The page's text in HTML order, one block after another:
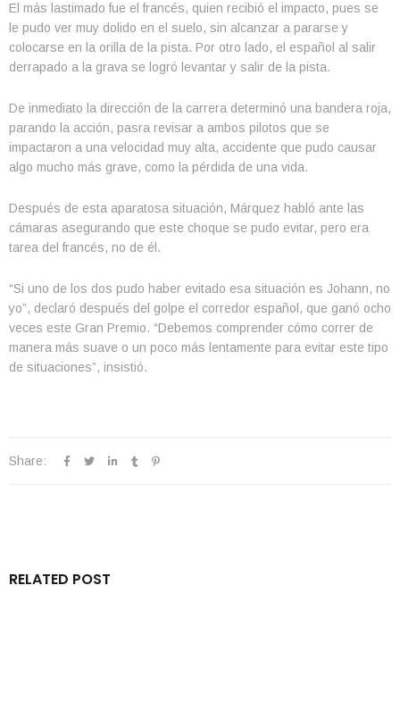
El más lastimado fue el francés, quien recibió el impacto, pues se
le pudo ver muy dolido en el suelo, sin alcanzar a pararse y
colocarse en la orilla de la pista. Por otro lado, el español al salir
derrapado a la grava se logró levantar y salir de la pista.
De inmediato la dirección de la carrera determinó una bandera roja,
parando la acción, pasra revisar a ambos pilotos que se
impactaron a una velocidad muy alta, accidente que pudo causar
algo mucho más grave, como la pérdida de una vida.
Después de esta aparatosa situación, Márquez habló ante las
cámaras asegurando que este choque se pudo evitar, pero era
tarea del francés, no de él.
“Si uno de los dos pudo haber evitado esa situación es Johann, no
yo”, declaró después del golpe el corredor español, que ganó ocho
veces este Gran Premio. “Debemos comprender cómo correr de
manera más suave o un poco más lentamente para evitar este tipo
de situaciones”, insistió.
Share:
RELATED POST